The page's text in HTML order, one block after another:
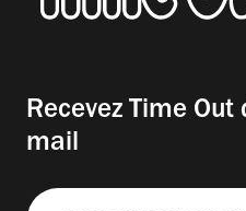
Recevez Time
mail
Entrez